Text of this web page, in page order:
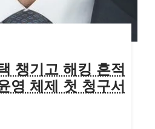
챙기고 해킹 흔적
영 체제 첫 청구서